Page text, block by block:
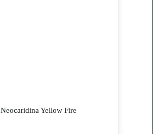
Neocaridina Yellow Fire